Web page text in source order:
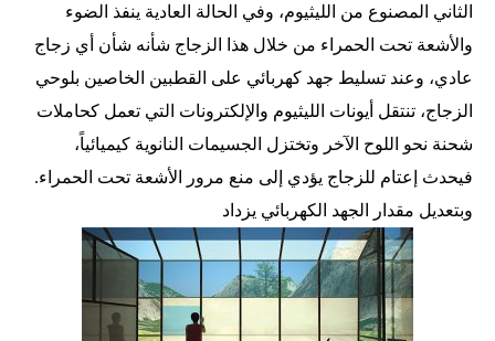
الثاني المصنوع من الليثيوم، وفي الحالة العادية ينفذ الضوء
والأشعة تحت الحمراء من خلال هذا الزجاج شأنه شأن أي زجاج
عادي، وعند تسليط جهد كهربائي على القطبين الخاصين بلوحي
الزجاج، تنتقل أيونات الليثيوم والإلكترونات التي تعمل كحاملات
شحنة نحو اللوح الآخر وتختزل الجسيمات النانوية كيميائياً،
فيحدث إعتام للزجاج يؤدي إلى منع مرور الأشعة تحت الحمراء.
وبتعديل مقدار الجهد الكهربائي يزداد